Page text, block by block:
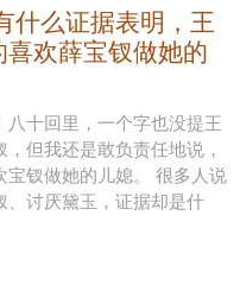
什么证据表明，王
欢薛宝钗做她的
八十回里，一个字也没提王
但我还是敢负责任地说，
宝钗做她的儿媳。 很多人说
、讨厌黛玉，证据却是什